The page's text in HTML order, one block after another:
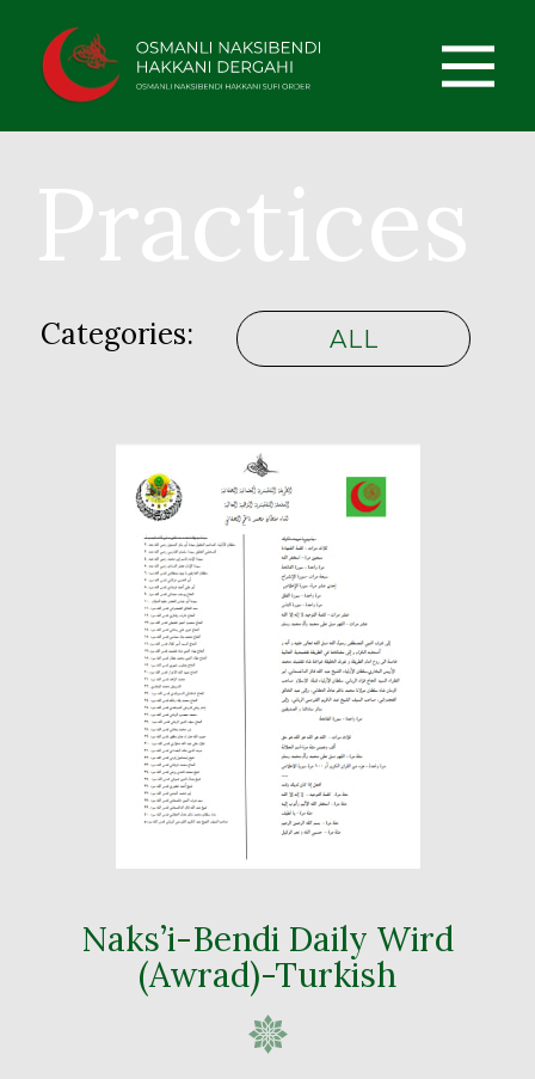
Practices
Categories: ALL
Naks’i-Bendi Daily Wird
(Awrad)-Turkish